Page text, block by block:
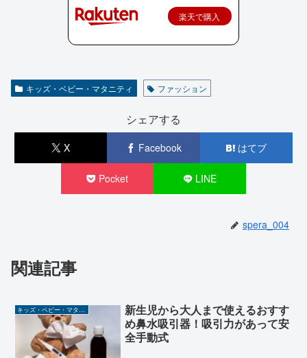
楽天で購入
キッズ・ベビー・マタニティ ファッション
シェアする
X Facebook はてブ
Pocket LINE
spera_004
関連記事
キッズ・ベビー・マタニティ
新生児から大人まで使えるおすす
め鼻水吸引器！吸引力があって安
全手動式